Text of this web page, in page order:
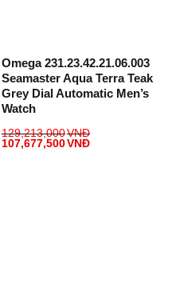
Omega 231.23.42.21.06.003
Seamaster Aqua Terra Teak
Grey Dial Automatic Men’s
Watch
129,213,000VNĐ
107,677,500VNĐ